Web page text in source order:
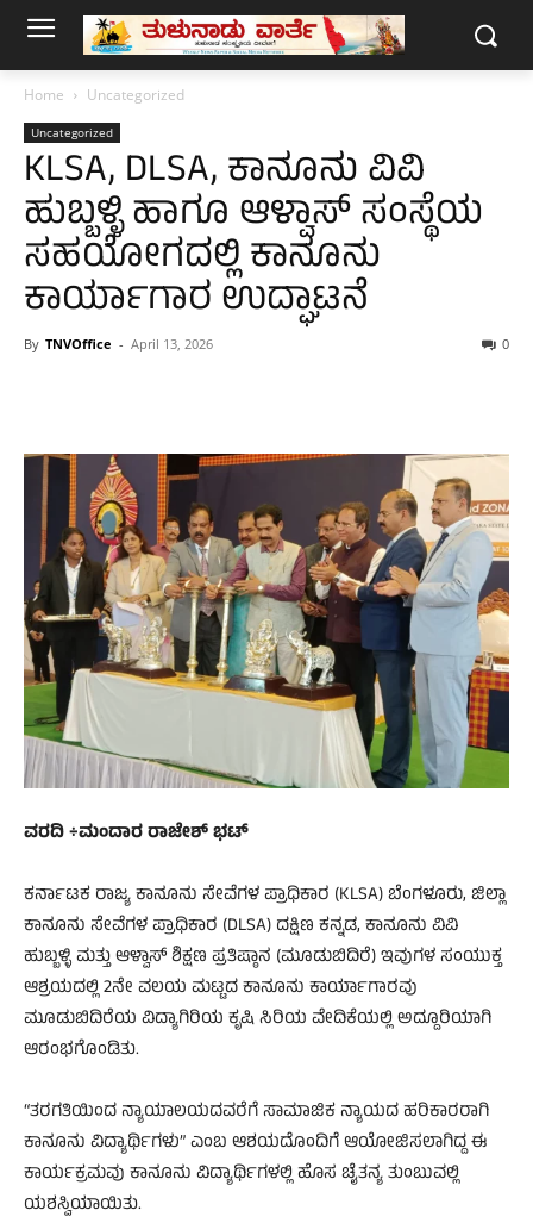
Home Uncategorized
Uncategorized
KLSA, DLSA, ಕಾನೂನು ವಿವಿ
ಹುಬ್ಬಳ್ಳಿ ಹಾಗೂ ಆಳ್ವಾಸ್ ಸಂಸ್ಥೆಯ
ಸಹಯೋಗದಲ್ಲಿ ಕಾನೂನು
ಕಾರ್ಯಾಗಾರ ಉದ್ಘಾಟನೆ
By TNVOffice - April 13, 2026 0
ವರದಿ ÷ಮಂದಾರ ರಾಜೇಶ್ ಭಟ್
ಕರ್ನಾಟಕ ರಾಜ್ಯ ಕಾನೂನು ಸೇವೆಗಳ ಪ್ರಾಧಿಕಾರ (KLSA) ಬೆಂಗಳೂರು, ಜಿಲ್ಲಾ
ಕಾನೂನು ಸೇವೆಗಳ ಪ್ರಾಧಿಕಾರ (DLSA) ದಕ್ಷಿಣ ಕನ್ನಡ, ಕಾನೂನು ವಿವಿ
ಹುಬ್ಬಳ್ಳಿ ಮತ್ತು ಆಳ್ವಾಸ್ ಶಿಕ್ಷಣ ಪ್ರತಿಷ್ಠಾನ (ಮೂಡುಬಿದಿರೆ) ಇವುಗಳ ಸಂಯುಕ್ತ
ಆಶ್ರಯದಲ್ಲಿ 2ನೇ ವಲಯ ಮಟ್ಟದ ಕಾನೂನು ಕಾರ್ಯಾಗಾರವು
ಮೂಡುಬಿದಿರೆಯ ವಿದ್ಯಾಗಿರಿಯ ಕೃಷಿ ಸಿರಿಯ ವೇದಿಕೆಯಲ್ಲಿ ಅದ್ದೂರಿಯಾಗಿ
ಆರಂಭಗೊಂಡಿತು.
“ತರಗತಿಯಿಂದ ನ್ಯಾಯಾಲಯದವರೆಗೆ ಸಾಮಾಜಿಕ ನ್ಯಾಯದ ಹರಿಕಾರರಾಗಿ
ಕಾನೂನು ವಿದ್ಯಾರ್ಥಿಗಳು” ಎಂಬ ಆಶಯದೊಂದಿಗೆ ಆಯೋಜಿಸಲಾಗಿದ್ದ ಈ
ಕಾರ್ಯಕ್ರಮವು ಕಾನೂನು ವಿದ್ಯಾರ್ಥಿಗಳಲ್ಲಿ ಹೊಸ ಚೈತನ್ಯ ತುಂಬುವಲ್ಲಿ
ಯಶಸ್ವಿಯಾಯಿತು.